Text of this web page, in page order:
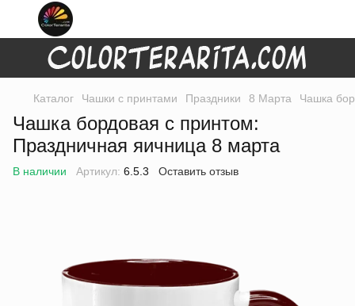
Каталог Чашки с принтами Праздники 8 Марта Чашка
Чашка бордовая с принтом:
Праздничная яичница 8 марта
В наличии Артикул: 6.5.3 Оставить отзыв